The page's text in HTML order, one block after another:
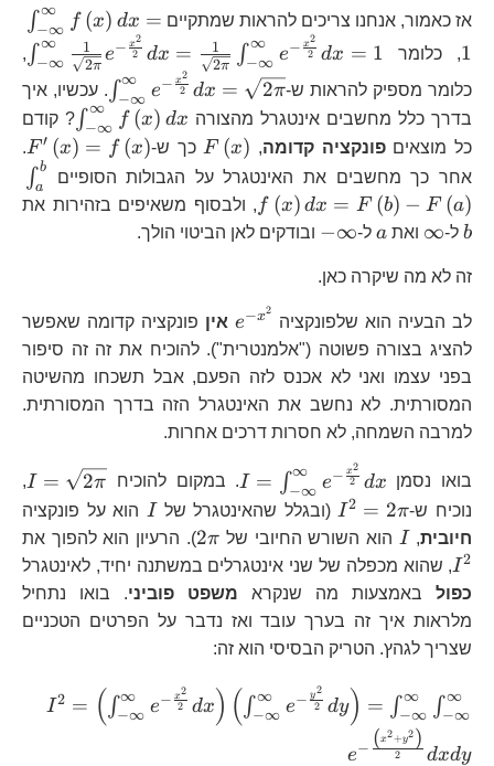
אז כאמור, אנחנו צריכים להראות שמתקיים ∫−∞
∞
f (x) dx =
1, כלומר ∫−∞
∞
2π
1 e− 2
x2
dx = 2π
1 ∫−∞
∞
e− 2
x2
dx = 1
,
כלומר מספיק להראות ש-
\int_{-
∫−∞
∞
e− 2
x2
dx = 2π
. עכשיו, איך
בדרך כלל מחשבים אינטגרל מהצורה
\int_{-
∫−∞
∞
f (x) dx
? קודם
כל מוצאיםפונקציה קדומה, F\left(x\right)
F (x) כך ש- F ′ (x) = f (x)
.
אחר כך מחשבים את האינטגרל על הגבולות הסופיים
∫a
b
f (x) dx = F (b) − F (a) , ולבסוף משאיפים בזהירות את
b ל-∞ ואת a ל- −∞ ובודקים לאן הביטוי הולך.
זה לא מה שיקרה כאן.
לב הבעיה הוא שלפונקציהe^{-
x^{2}}
e−x2
אין פונקציה קדומה שאפשר
להציג בצורה פשוטה ("אלמנטרית"). להוכיח את זה זה סיפור
בפני עצמו ואני לא אכנס לזה הפעם, אבל תשכחו מהשיטה
המסורתית. לא נחשב את האינטגרל הזה בדרך המסורתית.
למרבה השמחה, לא חסרות דרכים אחרות.
בואו נסמן
I=\int_{-
\infty}^{\infty}e^{-
\frac{x^{2}}{2}}dx
I = ∫−∞
∞
e− 2
x2
dx . במקום להוכיח I = 2π
,
נוכיח ש-
I^{2}=2\pi I2 = 2π (ובגלל שהאינטגרל של I
I הוא על פונקציה
חיובית,
I I הוא השורש החיובי של
2\pi
2π ). הרעיון הוא להפוך את
I2
, שהוא מכפלה של שני אינטגרלים במשתנה יחיד, לאינטגרל
כפול באמצעות מה שנקרא משפט פוביני. בואו נתחיל
מלראות איך זה בערך עובד ואז נדבר על הפרטים הטכניים
שצריך לגהץ. הטריק הבסיסי הוא זה:
I2 = ( ∫−∞
∞
e− 2
x2
dx) ( ∫−∞
∞
e− 2
y2
dy) = ∫−∞
∞ ∫−∞
∞
e− 2
(x2+y2)
dxdy